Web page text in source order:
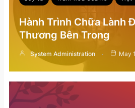
Hành Trình Chữa Lành
Thương Bên Trong
System Administration May